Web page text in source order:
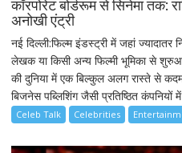
कॉरपोरेट बोर्डरूम से सिनेमा तक:
अनोखी एंट्री
नई दिल्ली:फिल्म इंडस्ट्री में जहां ज्यादातर
लेखक या किसी अन्य फिल्मी भूमिका से
की दुनिया में एक बिल्कुल अलग रास्ते से
बिजनेस पब्लिशिंग जैसी प्रतिष्ठित कंपनियों
Celeb Talk Celebrities